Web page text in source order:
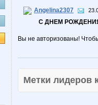
Angelina2307
С ДНЕМ
Вы не авторизованы!
Метки